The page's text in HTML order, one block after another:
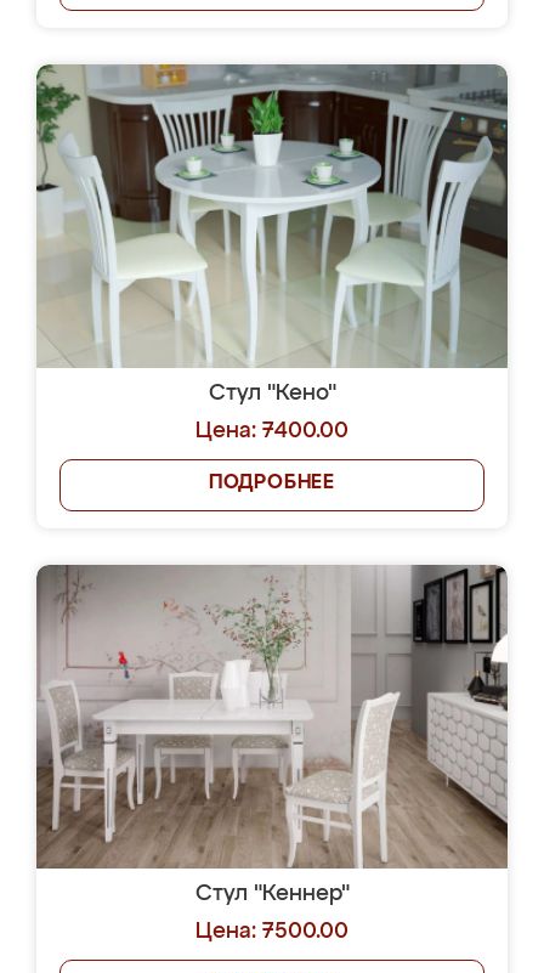
Стул "Кено"
Цена: 7400.00
ПОДРОБНЕЕ
Стул "Кеннер"
Цена: 7500.00